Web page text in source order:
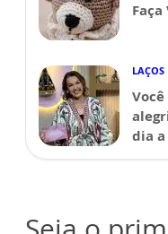
Faça
LAÇOS
dia a